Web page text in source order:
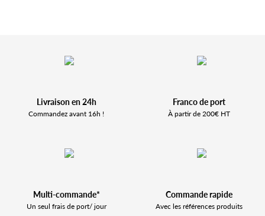
Livraison en 24h
Commandez avant 16h !
Franco de port
À partir de 200€ HT
Multi-commande*
Un seul frais de port/ jour
Commande rapide
Avec les références produits